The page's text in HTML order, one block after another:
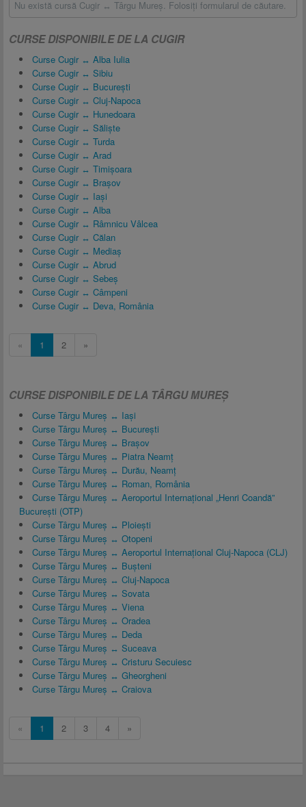
Nu există cursă Cugir ↔ Târgu Mureș. Folosiţi formularul de căutare.
CURSE DISPONIBILE DE LA CUGIR
Curse Cugir ↔ Alba Iulia
Curse Cugir ↔ Sibiu
Curse Cugir ↔ București
Curse Cugir ↔ Cluj-Napoca
Curse Cugir ↔ Hunedoara
Curse Cugir ↔ Săliște
Curse Cugir ↔ Turda
Curse Cugir ↔ Arad
Curse Cugir ↔ Timișoara
Curse Cugir ↔ Brașov
Curse Cugir ↔ Iași
Curse Cugir ↔ Alba
Curse Cugir ↔ Râmnicu Vâlcea
Curse Cugir ↔ Călan
Curse Cugir ↔ Mediaș
Curse Cugir ↔ Abrud
Curse Cugir ↔ Sebeș
Curse Cugir ↔ Câmpeni
Curse Cugir ↔ Deva, România
« 1 2 »
CURSE DISPONIBILE DE LA TÂRGU MUREȘ
Curse Târgu Mureș ↔ Iași
Curse Târgu Mureș ↔ București
Curse Târgu Mureș ↔ Brașov
Curse Târgu Mureș ↔ Piatra Neamț
Curse Târgu Mureș ↔ Durău, Neamț
Curse Târgu Mureș ↔ Roman, România
Curse Târgu Mureș ↔ Aeroportul Internațional „Henri Coandă”
București (OTP)
Curse Târgu Mureș ↔ Ploiești
Curse Târgu Mureș ↔ Otopeni
Curse Târgu Mureș ↔ Aeroportul Internațional Cluj-Napoca (CLJ)
Curse Târgu Mureș ↔ Bușteni
Curse Târgu Mureș ↔ Cluj-Napoca
Curse Târgu Mureș ↔ Sovata
Curse Târgu Mureș ↔ Viena
Curse Târgu Mureș ↔ Oradea
Curse Târgu Mureș ↔ Deda
Curse Târgu Mureș ↔ Suceava
Curse Târgu Mureș ↔ Cristuru Secuiesc
Curse Târgu Mureș ↔ Gheorgheni
Curse Târgu Mureș ↔ Craiova
« 1 2 3 4 »